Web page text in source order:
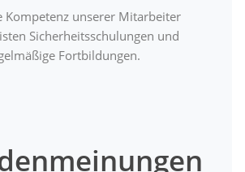
Kompetenz unserer Mitarbeiter
Sicherheitsschulungen und
Fortbildungen.